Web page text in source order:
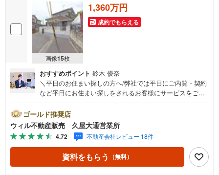
画像15枚
1,360万円
成約でもらえる
おすすめポイント 鈴木 優奈
＼平日のお住まい探しの方へ/弊社では平日にご内覧・契約
など平日にお住まい探しをされるお客様にサービスをご用
時まで”毎日”営業しています。事前にご予約頂きましたら営
業時間外でのご内覧もご対応いたします。＼本物件の他に
も気になる物件がある方へ/不動産業者間で不動産情報が共
有されているので、名古屋市全域や、その他隣接エリアで
もご内覧が可能です！ 【ウィル不動産販売 久屋大通営業
所】◎地下鉄東山線「栄」駅7A出口から徒歩1分、名城線
ゴールド推奨店
ウィル不動産販売 久屋大通営業所
4.72 不動産会社レビュー 18件
資料をもらう （無料）